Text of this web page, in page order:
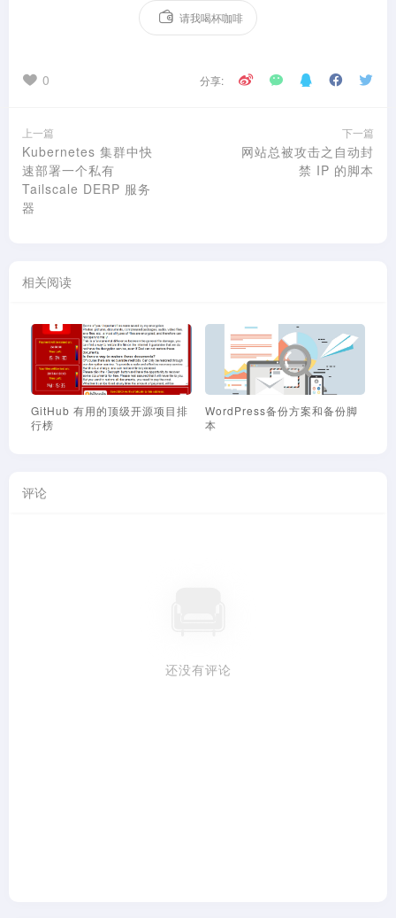
请我喝杯咖啡
0 分享:
上一篇
Kubernetes 集群中快
速部署一个私有
Tailscale DERP 服务
器
下一篇
网站总被攻击之自动封
禁 IP 的脚本
相关阅读
GitHub 有用的顶级开源项目排
行榜
WordPress备份方案和备份脚
本
评论
还没有评论